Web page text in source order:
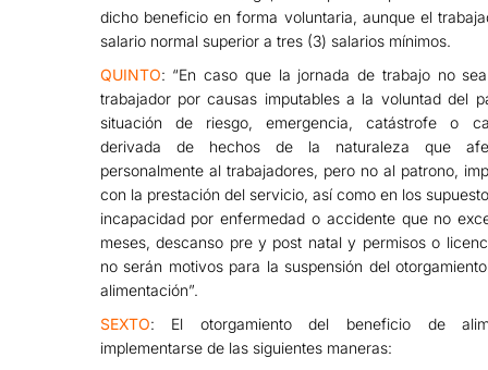
dicho beneficio en forma voluntaria, aunque el
salario normal superior a tres (3) salarios mínimos.
QUINTO: “En caso que la jornada de trabajo no
trabajador por causas imputables a la voluntad del
situación de riesgo, emergencia, catástrofe o
derivada de hechos de la naturaleza que
personalmente al trabajadores, pero no al patrono,
con la prestación del servicio, así como en los
incapacidad por enfermedad o accidente que no
meses, descanso pre y post natal y permisos o
no serán motivos para la suspensión del
alimentación”.
SEXTO: El otorgamiento del beneficio de
implementarse de las siguientes maneras: